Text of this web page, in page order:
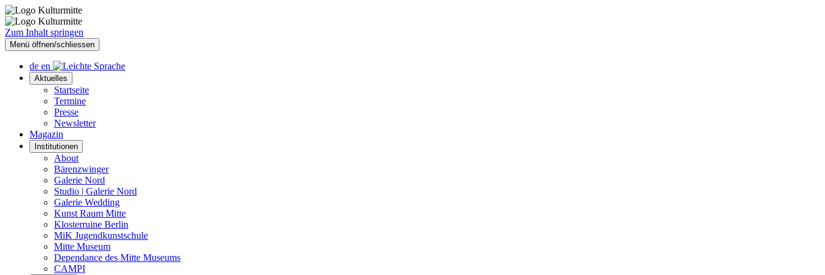
Zum Inhalt springen
Menü öffnen/schliessen
de en
Aktuelles
Startseite
Termine
Presse
Newsletter
Magazin
Institutionen
About
Bärenzwinger
Galerie Nord
Studio | Galerie Nord
Galerie Wedding
Kunst Raum Mitte
Klosterruine Berlin
MiK Jugendkunstschule
Mitte Museum
Dependance des Mitte Museums
CAMPI